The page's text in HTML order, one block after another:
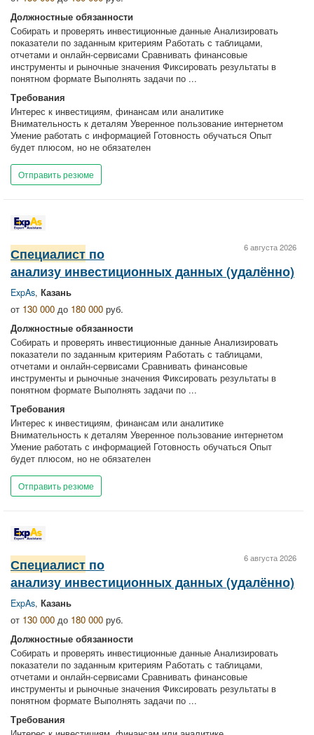
Должностные обязанности
Собирать и проверять инвестиционные данные Анализировать
показатели по заданным критериям Работать с таблицами,
отчетами и онлайн-сервисами Сравнивать финансовые
инструменты и рыночные значения Фиксировать результаты в
понятном формате Выполнять задачи по ...
Требования
Интерес к инвестициям, финансам или аналитике
Внимательность к деталям Уверенное пользование интернетом
Умение работать с информацией Готовность обучаться Опыт
будет плюсом, но не обязателен
Отправить резюме
6 августа 2026
Специалист по
анализу инвестиционных данных (удалённо)
ExpAs, Казань
от 130 000 до 180 000 руб.
Должностные обязанности
Собирать и проверять инвестиционные данные Анализировать
показатели по заданным критериям Работать с таблицами,
отчетами и онлайн-сервисами Сравнивать финансовые
инструменты и рыночные значения Фиксировать результаты в
понятном формате Выполнять задачи по ...
Требования
Интерес к инвестициям, финансам или аналитике
Внимательность к деталям Уверенное пользование интернетом
Умение работать с информацией Готовность обучаться Опыт
будет плюсом, но не обязателен
Отправить резюме
6 августа 2026
Специалист по
анализу инвестиционных данных (удалённо)
ExpAs, Казань
от 130 000 до 180 000 руб.
Должностные обязанности
Собирать и проверять инвестиционные данные Анализировать
показатели по заданным критериям Работать с таблицами,
отчетами и онлайн-сервисами Сравнивать финансовые
инструменты и рыночные значения Фиксировать результаты в
понятном формате Выполнять задачи по ...
Требования